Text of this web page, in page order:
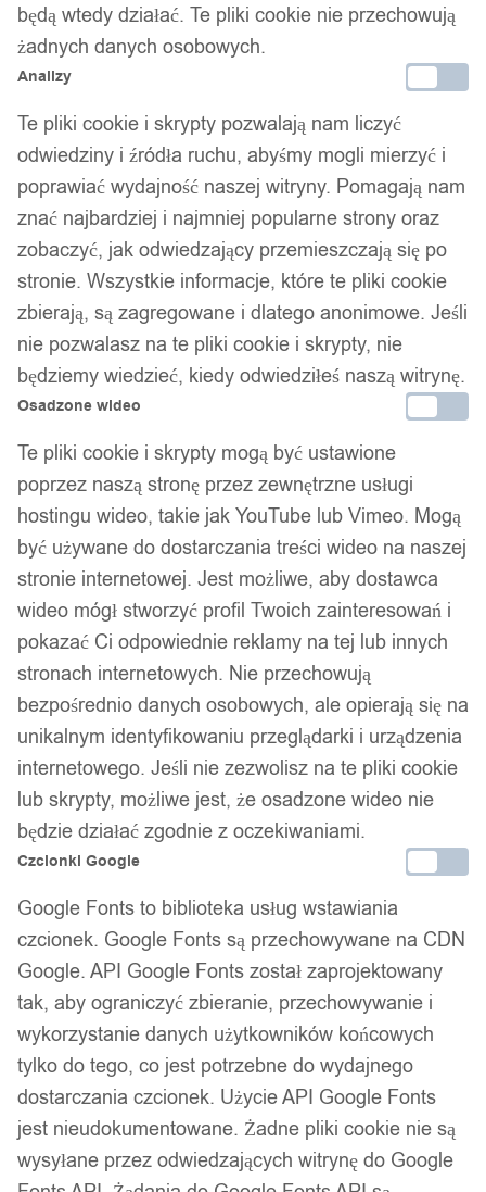
/ 3
Naszyjnik czaszka kruka
symbol odyna celtycki 127
34,99zł
Darmowa dostawa od 90 zł
Dostawa w 24h
Zamówienia złożone do 14:00 wysyłamy tego samego dnia.
Dostawa w 24h
Zamówienia złożone do 14:00 wysyłamy tego samego dnia.
Dostępny w magazynie - szybka dostawa
Dodaj do koszyka
Zamówienia złożone do 14:00 w dni robocze wysyłamy tego
samego dnia.
Bezpieczne płatności
będą wtedy działać. Te pliki cookie nie przechowują
żadnych danych osobowych.
Analizy
Te pliki cookie i skrypty pozwalają nam liczyć
odwiedziny i źródła ruchu, abyśmy mogli mierzyć i
poprawiać wydajność naszej witryny. Pomagają nam
znać najbardziej i najmniej popularne strony oraz
zobaczyć, jak odwiedzający przemieszczają się po
stronie. Wszystkie informacje, które te pliki cookie
zbierają, są zagregowane i dlatego anonimowe. Jeśli
nie pozwalasz na te pliki cookie i skrypty, nie
będziemy wiedzieć, kiedy odwiedziłeś naszą witrynę.
Osadzone wideo
Te pliki cookie i skrypty mogą być ustawione
poprzez naszą stronę przez zewnętrzne usługi
hostingu wideo, takie jak YouTube lub Vimeo. Mogą
być używane do dostarczania treści wideo na naszej
stronie internetowej. Jest możliwe, aby dostawca
wideo mógł stworzyć profil Twoich zainteresowań i
pokazać Ci odpowiednie reklamy na tej lub innych
stronach internetowych. Nie przechowują
bezpośrednio danych osobowych, ale opierają się na
unikalnym identyfikowaniu przeglądarki i urządzenia
internetowego. Jeśli nie zezwolisz na te pliki cookie
lub skrypty, możliwe jest, że osadzone wideo nie
będzie działać zgodnie z oczekiwaniami.
Czcionki Google
Google Fonts to biblioteka usług wstawiania
czcionek. Google Fonts są przechowywane na CDN
Google. API Google Fonts został zaprojektowany
tak, aby ograniczyć zbieranie, przechowywanie i
wykorzystanie danych użytkowników końcowych
tylko do tego, co jest potrzebne do wydajnego
dostarczania czcionek. Użycie API Google Fonts
jest nieudokumentowane. Żadne pliki cookie nie są
wysyłane przez odwiedzających witrynę do Google